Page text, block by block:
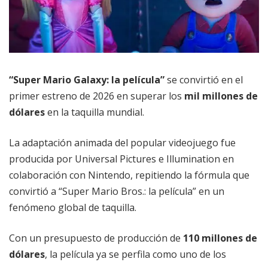
“Super Mario Galaxy: la película”se convirtió en el
primer estreno de 2026 en superar los mil millones de
dólaresen la taquilla mundial.
La adaptación animada del popular videojuego fue
producida por Universal Pictures e Illumination en
colaboración con Nintendo, repitiendo la fórmula que
convirtió a “Super Mario Bros.: la película” en un
fenómeno global de taquilla.
Con un presupuesto de producción de 110 millones de
dólares, la película ya se perfila como uno de los